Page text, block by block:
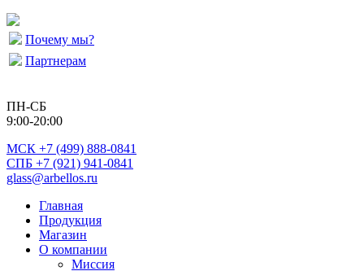
Почему мы?
Партнерам
ПН-СБ
9:00-20:00
МСК +7 (499) 888-0841
СПБ +7 (921) 941-0841
glass@arbellos.ru
Главная
Продукция
Магазин
О компании
Миссия